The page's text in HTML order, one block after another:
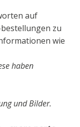
auf
zu
wie
haben
und Bilder.